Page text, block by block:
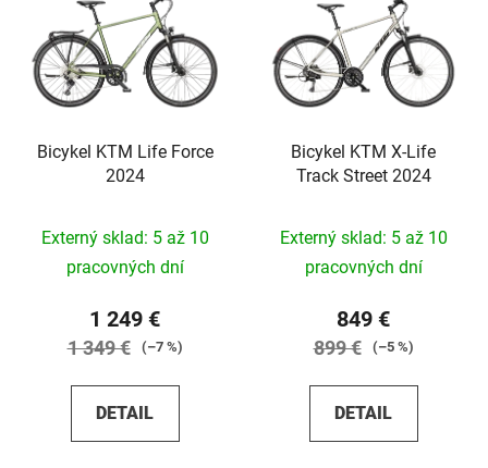
Bicykel KTM Life Force
2024
Externý sklad: 5 až 10
pracovných dní
1 249 €
1 349 € (–7 %)
DETAIL
Bicykel KTM X-Life
Track Street 2024
Externý sklad: 5 až 10
pracovných dní
849 €
899 € (–5 %)
DETAIL